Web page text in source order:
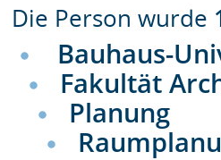
Die Person wurde
Bauhaus-
Fakultät
Planung